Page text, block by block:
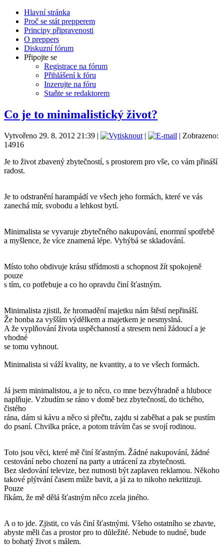
Hlavní stránka
Proč se stát prepperem
Principy připravenosti
O preppers
Diskuzní fórum
Připojte se
Registrace na fórum
Přihlášení k fóru
Inzerujte na fóru
Staňte se redaktorem
Co je to minimalistický život?
Vytvořeno 29. 8. 2012 21:39 | |
| Zobrazeno:
14916
Je to život zbavený zbytečností, s prostorem pro vše, co vám přináší
radost.
Je to odstranění harampádí ve všech jeho formách, které ve vás
zanechá mír, svobodu a lehkost bytí.
Minimalista se vyvaruje zbytečného nakupování, enormní spotřebě
a myšlence, že více znamená lépe. Vyhýbá se skladování.
Místo toho obdivuje krásu střídmosti a schopnost žít spokojeně
pouze
s tím, co potřebuje a co ho opravdu činí šťastným.
Minimalista zjistil, že hromadění majetku nám štěstí nepřináší.
Že honba za vyšším výdělkem a majetkem je nesmyslná.
A že vyplňování života uspěchaností a stresem není žádoucí a je
vhodné
se tomu vyhnout.
Minimalista si váží kvality, ne kvantity, a to ve všech formách.
Já jsem minimalistou, a je to něco, co mne bezvýhradně a hluboce
naplňuje. Vzbudím se ráno v domě bez zbytečností, do tichého,
čistého
rána, dám si kávu a něco si přečtu, zajdu si zaběhat a pak se pustím
do psaní. Chvilka práce, a potom trávím čas se svojí rodinou.
Toto jsou věci, které mě činí šťastným. Žádné nakupování, žádné
cestování nebo chození na party a utrácení za zbytečnosti.
Bez sledování televize, bez nutnosti být zaplaven reklamou. Někoho
takové plýtvání časem může bavit, a já za to nikoho nekritizuji.
Pouze
říkám, že mě dělá šťastným něco zcela jiného.
A o to jde. Zjistit, co vás činí šťastnými. Všeho ostatního se zbavte,
abyste měli čas a prostor pro to důležité. Nebude to nudné, bude
to bohatý život s málem.